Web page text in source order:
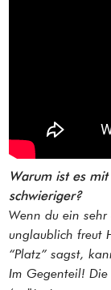
Warum ist es mit
schwieriger?
Wenn du ein
unglaublich freut
“Platz” sagst,
Im Gegenteil!